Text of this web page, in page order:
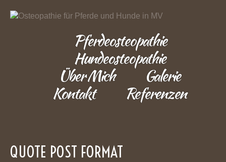
Pferdeosteopathie
Hundeosteopathie
Über Mich Galerie
Kontakt Referenzen
QUOTE POST FORMAT